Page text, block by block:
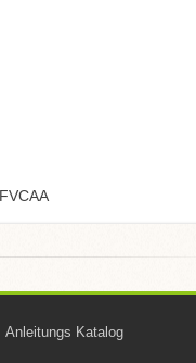
Anleitungs Katalog